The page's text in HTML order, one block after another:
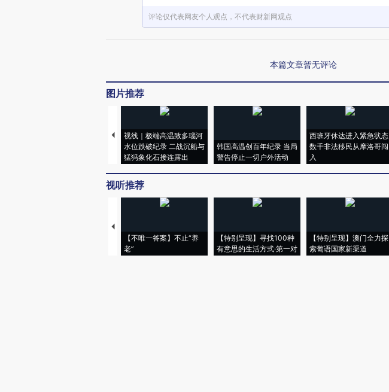
评论仅代表网友个人观点，不代表财新网观点
本篇文章暂无评论
图片推荐
视线｜极端高温致多瑙河
水位跌破纪录 二战沉船与
猛犸象化石接连露出
韩国高温创百年纪录 当局
警告停止一切户外活动
西班牙休达进入紧急状态
数千非法移民从摩洛哥闯
入
视听推荐
【不唯一答案】不止“养
老”
【特别呈现】寻找100种
有意思的生活方式·第一对
【特别呈现】澳门全力探
索葡语国家新渠道